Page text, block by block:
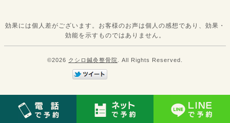
効果には個人差がございます。お客様のお声は個人の感想であり、効果・
効能を示すものではありません。
©2026 クシロ鍼灸整骨院 . All Rights Reserved.